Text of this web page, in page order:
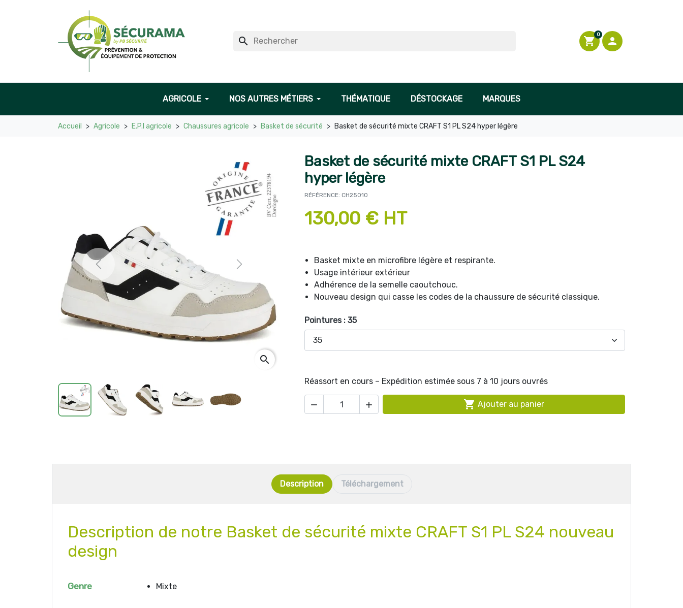
search shopping_cart
0

Connexion
AGRICOLE NOS AUTRES MÉTIERS THÉMATIQUE DÉSTOCKAGE MARQUES
Accueil Agricole E.P.I agricole Chaussures agricole Basket de sécurité Basket de sécurité mixte CRAFT S1 PL S24 hyper légère
Previous Next
search
Basket de sécurité mixte CRAFT S1 PL S24
hyper légère
RÉFÉRENCE: CH25010
130,00 € HT
Basket mixte en microfibre légère et respirante.
Usage intérieur extérieur
Adhérence de la semelle caoutchouc.
Nouveau design qui casse les codes de la chaussure de sécurité classique.
Pointures : 35
Réassort en cours – Expédition estimée sous 7 à 10 jours ouvrés
   Ajouter au panier
Description Téléchargement
Description de notre Basket de sécurité mixte CRAFT S1 PL S24 nouveau
design
Genre Mixte